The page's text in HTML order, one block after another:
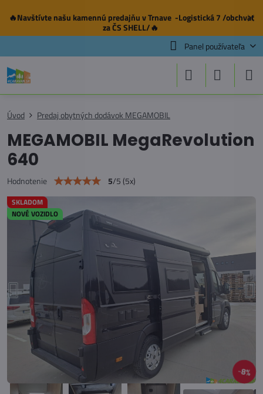
✕
🔥Navštívte našu kamennú predajňuv Trnave -Logistická 7 /obchvat
za ČS SHELL/🔥
Panel používateľa
SKLADOM
NOVÉ VOZIDLO
8%
Úvod Predaj obytných dodávok MEGAMOBIL
MEGAMOBIL MegaRevolution
640
Hodnotenie 5/5(5x)